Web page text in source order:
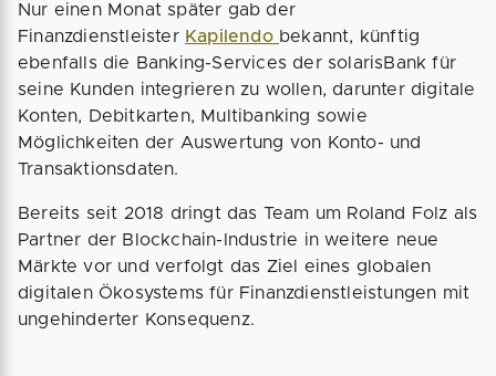
Nur einen Monat später gab der
Finanzdienstleister Kapilendo bekannt, künftig
ebenfalls die Banking-Services der solarisBank für
seine Kunden integrieren zu wollen, darunter digitale
Konten, Debitkarten, Multibanking sowie
Möglichkeiten der Auswertung von Konto- und
Transaktionsdaten.
Bereits seit 2018 dringt das Team um Roland Folz als
Partner der Blockchain-Industrie in weitere neue
Märkte vor und verfolgt das Ziel eines globalen
digitalen Ökosystems für Finanzdienstleistungen mit
ungehinderter Konsequenz.